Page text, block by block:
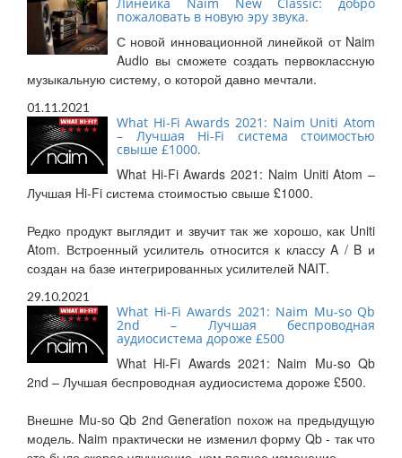
пожаловать в новую эру звука.
С новой инновационной линейкой от Naim
Audio вы сможете создать первоклассную
музыкальную систему, о которой давно мечтали.
01.11.2021
What Hi-Fi Awards 2021: Naim Uniti Atom
– Лучшая Hi-Fi система стоимостью
свыше £1000.
What Hi-Fi Awards 2021: Naim Uniti Atom –
Лучшая Hi-Fi система стоимостью свыше £1000.
Редко продукт выглядит и звучит так же хорошо, как Uniti
Atom. Встроенный усилитель относится к классу A / B и
создан на базе интегрированных усилителей NAIT.
29.10.2021
What Hi-Fi Awards 2021: Naim Mu-so Qb
2nd – Лучшая беспроводная
аудиосистема дороже £500
What Hi-Fi Awards 2021: Naim Mu-so Qb
2nd – Лучшая беспроводная аудиосистема дороже £500.
Внешне Mu-so Qb 2nd Generation похож на предыдущую
модель. Naim практически не изменил форму Qb - так что